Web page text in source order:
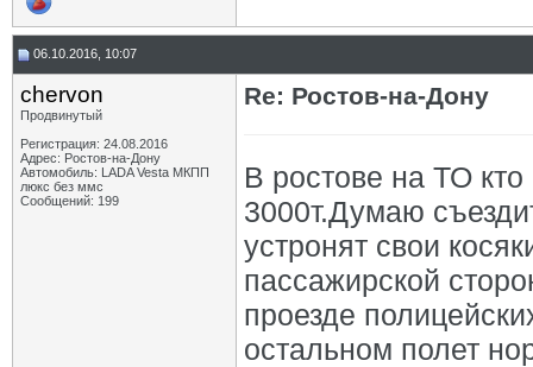
06.10.2016, 10:07
chervon
Продвинутый
Регистрация: 24.08.2016
Адрес: Ростов-на-Дону
Автомобиль: LADA Vesta МКПП
люкс без ммс
Сообщений: 199
Re: Ростов-на-Дону
В ростове на ТО
3000т.Думаю
устронят свои
пассажирской
проезде
остальном полет